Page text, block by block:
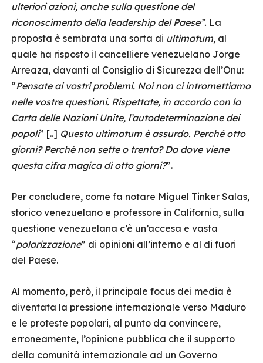
ulteriori azioni, anche sulla questione del
riconoscimento della leadership del Paese”. La
proposta è sembrata una sorta di ultimatum, al
quale ha risposto il cancelliere venezuelano Jorge
Arreaza, davanti al Consiglio di Sicurezza dell’Onu:
“Pensate ai vostri problemi. Noi non ci intromettiamo
nelle vostre questioni. Rispettate, in accordo con la
Carta delle Nazioni Unite, l’autodeterminazione dei
popoli” [..] Questo ultimatum è assurdo. Perché otto
giorni? Perché non sette o trenta? Da dove viene
questa cifra magica di otto giorni?”.
Per concludere, come fa notare Miguel Tinker Salas,
storico venezuelano e professore in California, sulla
questione venezuelana c’è un’accesa e vasta
“polarizzazione” di opinioni all’interno e al di fuori
del Paese.
Al momento, però, il principale focus dei media è
diventata la pressione internazionale verso Maduro
e le proteste popolari, al punto da convincere,
erroneamente, l’opinione pubblica che il supporto
della comunità internazionale ad un Governo